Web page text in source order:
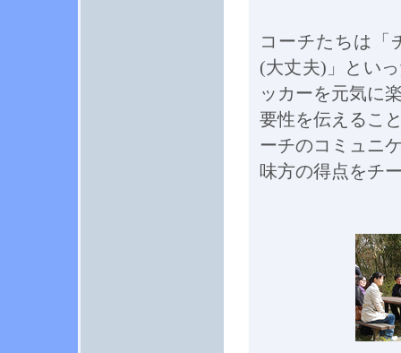
コーチたちは「
(大丈夫)」とい
ッカーを元気に
要性を伝えるこ
ーチのコミュニ
味方の得点をチ